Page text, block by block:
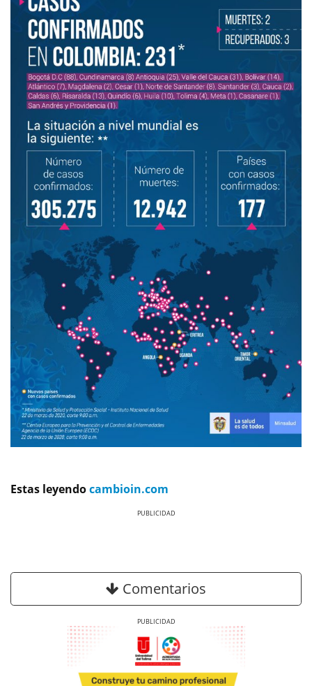
Estas leyendocambioin.com
Comentarios